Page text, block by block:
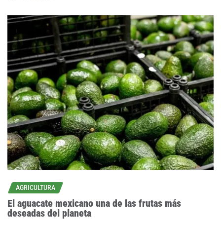
AGRICULTURA
El aguacate mexicano una de las frutas más
deseadas del planeta